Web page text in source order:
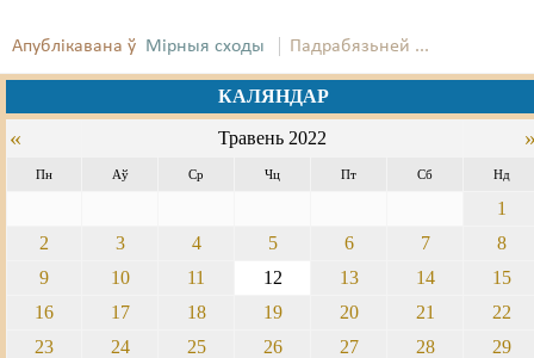
Апублікавана ў Мірныя сходы Падрабязьней ...
КАЛЯНДАР
« Травень 2022
Пн Аў Ср Чц Пт Сб Нд
1
2
3 4 5 6 7
8
9
10 11 12 13 14
15
16
17 18 19 20 21
22
23
24 25 26 27 28
29